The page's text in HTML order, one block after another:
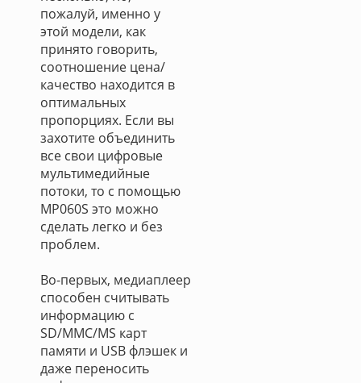
пожалуй, именно у
этой модели, как
принято говорить,
соотношение цена/
качество находится в
оптимальных
пропорциях. Если вы
захотите объединить
все свои цифровые
мультимедийные
потоки, то с помощью
MP060S это можно
сделать легко и без
проблем.
Во-первых, медиаплеер
способен считывать
информацию с
SD/MMC/MS карт
памяти и USB флэшек и
даже переносить